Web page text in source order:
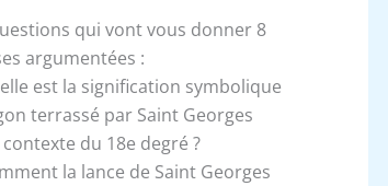
qui vont vous donner 8
argumentées :
est la signification symbolique
terrassé par Saint Georges
du 18e degré ?
la lance de Saint Georges